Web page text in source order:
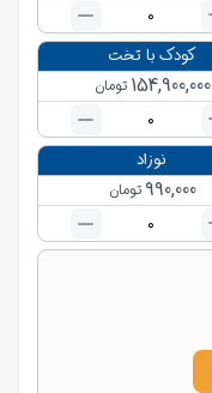
0
کودک با تخت
154,900,000 تومان
0
نوزاد
990,000 تومان
0